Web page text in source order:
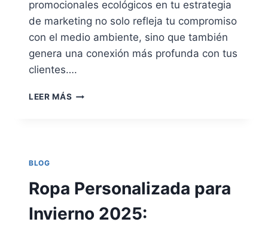
promocionales ecológicos en tu estrategia
de marketing no solo refleja tu compromiso
con el medio ambiente, sino que también
genera una conexión más profunda con tus
clientes….
LEER MÁS REGALOS
A
TUS
CLIENTES
BLOG
Ropa Personalizada para
Invierno 2025: